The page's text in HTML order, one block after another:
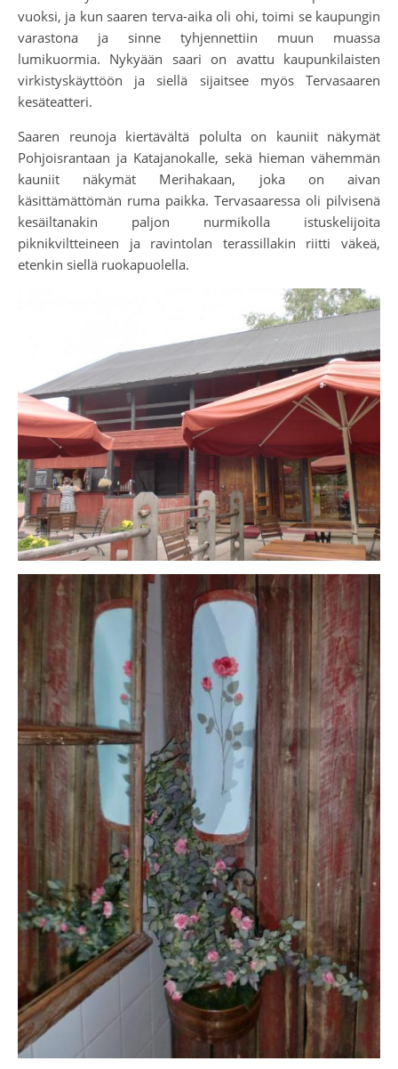
vuoksi, ja kun saaren terva-aika oli ohi, toimi se kaupungin
varastona ja sinne tyhjennettiin muun muassa
lumikuormia. Nykyään saari on avattu kaupunkilaisten
virkistyskäyttöön ja siellä sijaitsee myös Tervasaaren
kesäteatteri.
Saaren reunoja kiertävältä polulta on kauniit näkymät
Pohjoisrantaan ja Katajanokalle, sekä hieman vähemmän
kauniit näkymät Merihakaan, joka on aivan
käsittämättömän ruma paikka. Tervasaaressa oli pilvisenä
kesäiltanakin paljon nurmikolla istuskelijoita
piknikviltteineen ja ravintolan terassillakin riitti väkeä,
etenkin siellä ruokapuolella.